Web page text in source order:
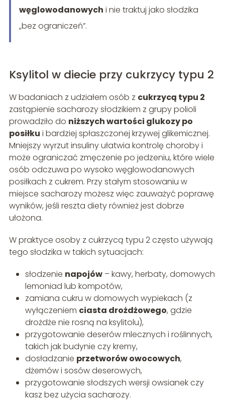
węglowodanowych i nie traktuj jako słodzika
„bez ograniczeń”.
Ksylitol w diecie przy cukrzycy typu 2
W badaniach z udziałem osób z cukrzycą typu 2
zastąpienie sacharozy słodzikiem z grupy polioli
prowadziło do niższych wartości glukozy po
posiłku i bardziej spłaszczonej krzywej glikemicznej.
Mniejszy wyrzut insuliny ułatwia kontrolę choroby i
może ograniczać zmęczenie po jedzeniu, które wiele
osób odczuwa po wysoko węglowodanowych
posiłkach z cukrem. Przy stałym stosowaniu w
miejsce sacharozy możesz więc zauważyć poprawę
wyników, jeśli reszta diety również jest dobrze
ułożona.
W praktyce osoby z cukrzycą typu 2 często używają
tego słodzika w takich sytuacjach:
słodzenie napojów– kawy, herbaty, domowych
lemoniad lub kompotów,
zamiana cukru w domowych wypiekach (z
wyłączeniem ciasta drożdżowego, gdzie
drożdże nie rosną na ksylitolu),
przygotowanie deserów mlecznych i roślinnych,
takich jak budynie czy kremy,
dosładzanie przetworów owocowych,
dżemów i sosów deserowych,
przygotowanie słodszych wersji owsianek czy
kasz bez użycia sacharozy.